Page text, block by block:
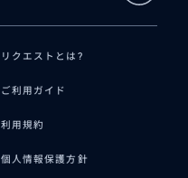
リクエストとは?
ご利用ガイド
利用規約
個人情報保護方針